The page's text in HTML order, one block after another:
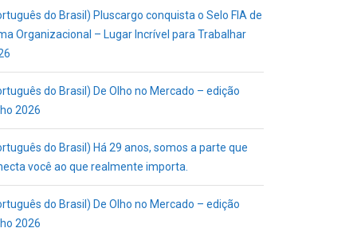
do Brasil) Pluscargo conquista o Selo FIA de
Organizacional – Lugar Incrível para Trabalhar
do Brasil) De Olho no Mercado – edição
2026
do Brasil) Há 29 anos, somos a parte que
você ao que realmente importa.
do Brasil) De Olho no Mercado – edição
2026